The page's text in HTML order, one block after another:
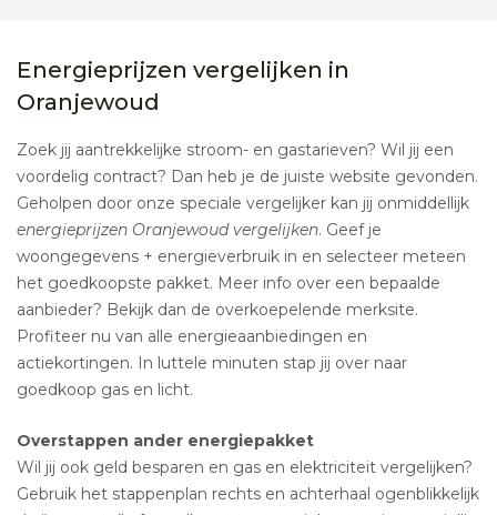
Energieprijzen vergelijken in
Oranjewoud
Zoek jij aantrekkelijke stroom- en gastarieven? Wil jij een
voordelig contract? Dan heb je de juiste website gevonden.
Geholpen door onze speciale vergelijker kan jij onmiddellijk
energieprijzen Oranjewoud vergelijken. Geef je
woongegevens + energieverbruik in en selecteer meteen
het goedkoopste pakket. Meer info over een bepaalde
aanbieder? Bekijk dan de overkoepelende merksite.
Profiteer nu van alle energieaanbiedingen en
actiekortingen. In luttele minuten stap jij over naar
goedkoop gas en licht.
Overstappen ander energiepakket
Wil jij ook geld besparen en gas en elektriciteit vergelijken?
Gebruik het stappenplan rechts en achterhaal ogenblikkelijk